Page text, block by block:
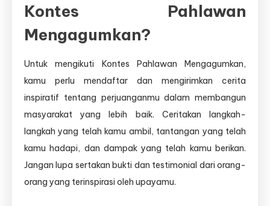
Kontes Pahlawan
Mengagumkan?
Untuk mengikuti Kontes Pahlawan Mengagumkan,
kamu perlu mendaftar dan mengirimkan cerita
inspiratif tentang perjuanganmu dalam membangun
masyarakat yang lebih baik. Ceritakan langkah-
langkah yang telah kamu ambil, tantangan yang telah
kamu hadapi, dan dampak yang telah kamu berikan.
Jangan lupa sertakan bukti dan testimonial dari orang-
orang yang terinspirasi oleh upayamu.